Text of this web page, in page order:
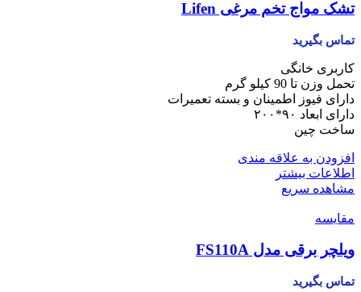
تشک مواج تخم مرغی Lifen
تماس بگیرید
کاربری خانگی
تحمل وزن تا 90 کیلو گرم
دارای فیوز اطمینان و بسته تعمیرات
دارای ابعاد ۹۰*۲۰۰
ساخت چین
افزودن به علاقه مندی
اطلاعات بیشتر
مشاهده سریع
مقایسه
ویلچر برقی مدل FS110A
تماس بگیرید